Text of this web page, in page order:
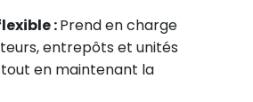
:Prend en charge
entrepôts et unités
en maintenant la